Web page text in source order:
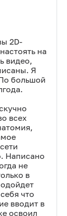
2D-
на
видео,
Я
большой
всех
Написано
не
в
что
вводит в
освоил